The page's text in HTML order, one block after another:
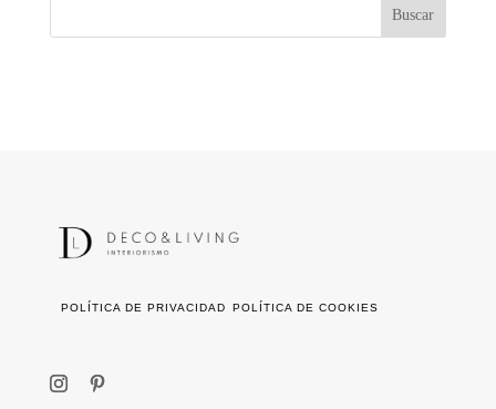
POLÍTICA DE PRIVACIDAD POLÍTICA DE COOKIES